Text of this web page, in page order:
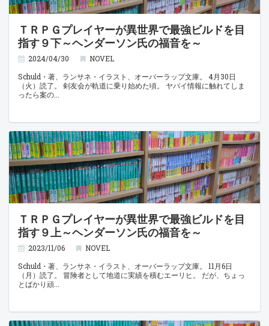
ＴＲＰＧプレイヤーが異世界で最強ビルドを目
指す９下～ヘンダーソン氏の福音を～
2024/04/30
NOVEL
Schuld・著、ランサネ・イラスト、オーバーラップ文庫。 4月30日
（火）読了。 剣友会が軌道に乗り始めた頃。 ヤバイ情報に触れてしま
ったら案の
ＴＲＰＧプレイヤーが異世界で最強ビルドを目
指す９上～ヘンダーソン氏の福音を～
2023/11/06
NOVEL
Schuld・著、ランサネ・イラスト、オーバーラップ文庫。 11月6日
（月）読了。 冒険者として地道に実績を積むエーリヒ。 だが、ちょっ
とばかり頑